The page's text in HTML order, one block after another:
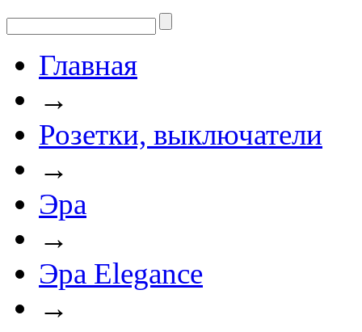
Главная
→
Розетки, выключатели
→
Эра
→
Эра Elegance
→